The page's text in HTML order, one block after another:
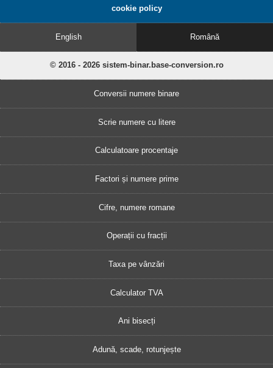
cookie policy
English Română
© 2016 - 2026 sistem-binar.base-conversion.ro
Conversii numere binare
Scrie numere cu litere
Calculatoare procentaje
Factori și numere prime
Cifre, numere romane
Operații cu fracții
Taxa pe vânzări
Calculator TVA
Ani bisecți
Adună, scade, rotunjește